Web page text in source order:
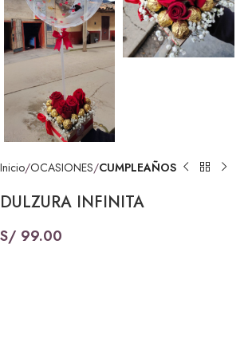
Inicio OCASIONES CUMPLEAÑOS
DULZURA INFINITA
S/ 99.00